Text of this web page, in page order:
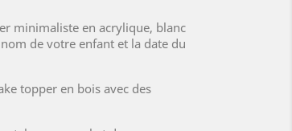
minimaliste en acrylique, blanc
de votre enfant et la date du
topper en bois avec des